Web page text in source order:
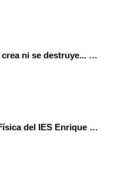
La energía ni se crea ni se destruye... ¡se experimenta! El Tierno en la Feria Madrid es Ciencia 2026
El Gabinete de Física del IES Enrique Tierno Galván de Parla (Curso 25-26)